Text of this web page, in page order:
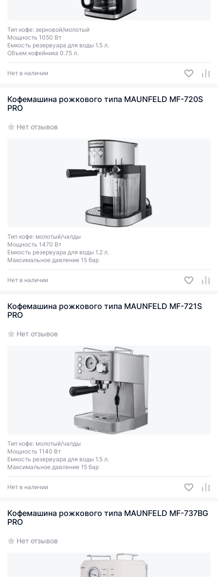
Тип кофе: зерновой/молотый
Мощность 1050 Вт
Емкость резервуара для воды 1.5 л.
Объем кофейника 0.75 л.
Нет в наличии
Кофемашина рожкового типа MAUNFELD MF-720S
PRO
Нет отзывов
Тип кофе: молотый/чалды
Мощность 1470 Вт
Емкость резервуара для воды 1.2 л.
Максимальное давление 15 бар
Нет в наличии
Кофемашина рожкового типа MAUNFELD MF-721S
PRO
Нет отзывов
Тип кофе: молотый/чалды
Мощность 1140 Вт
Емкость резервуара для воды 1.5 л.
Максимальное давление 15 бар
Нет в наличии
Кофемашина рожкового типа MAUNFELD MF-737BG
PRO
Нет отзывов